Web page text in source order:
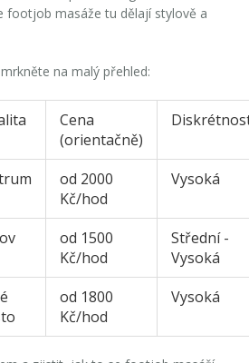
footjob masáže tu dělají stylově a
na malý přehled:
Cena
(orientačně)
od 2000
Kč/hod
Vysoká
od 1500
Kč/hod
Střední -
Vysoká
od 1800
Kč/hod
Vysoká